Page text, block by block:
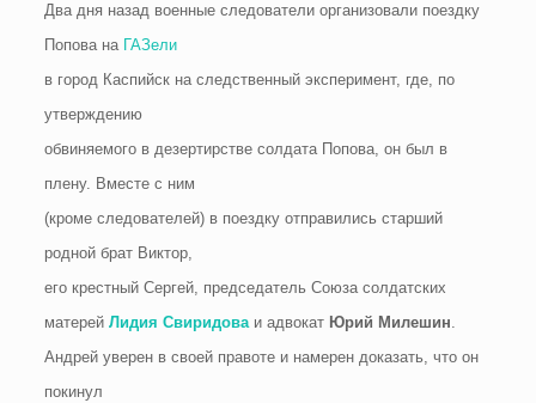
Два дня назад военные следователи организовали поездку
Попова на ГАЗели
в город Каспийск на следственный эксперимент, где, по
утверждению
обвиняемого в дезертирстве солдата Попова, он был в
плену. Вместе с ним
(кроме следователей) в поездку отправились старший
родной брат Виктор,
его крестный Сергей, председатель Союза солдатских
матерей Лидия Свиридоваи адвокат Юрий Милешин.
Андрей уверен в своей правоте и намерен доказать, что он
покинул